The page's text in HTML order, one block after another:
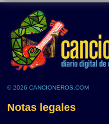
© 2026 CANCIONEROS.COM
Notas legales